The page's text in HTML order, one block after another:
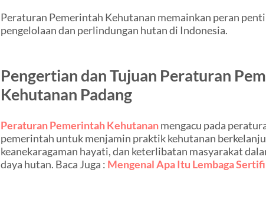
Peraturan Pemerintah Kehutanan memainkan peran
pengelolaan dan perlindungan hutan di Indonesia.
Pengertian dan Tujuan Peraturan
Kehutanan Padang
Peraturan Pemerintah Kehutananmengacu pada
pemerintah untuk menjamin praktik kehutanan
keanekaragaman hayati, dan keterlibatan masyarakat
daya hutan. Baca Juga : Mengenal Apa Itu Lembaga